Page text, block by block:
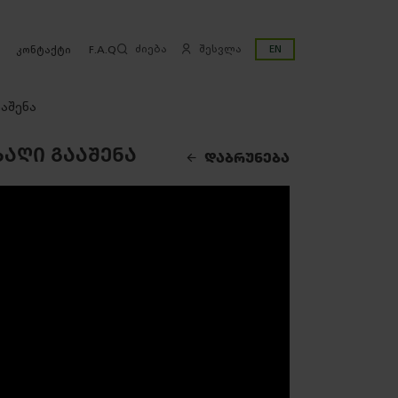
კონტაქტი F.A.Q ძიება შესვლა EN
ᲒᲐᲐᲨᲔᲜᲐ ᲓᲐᲑᲠᲣᲜᲔᲑᲐ